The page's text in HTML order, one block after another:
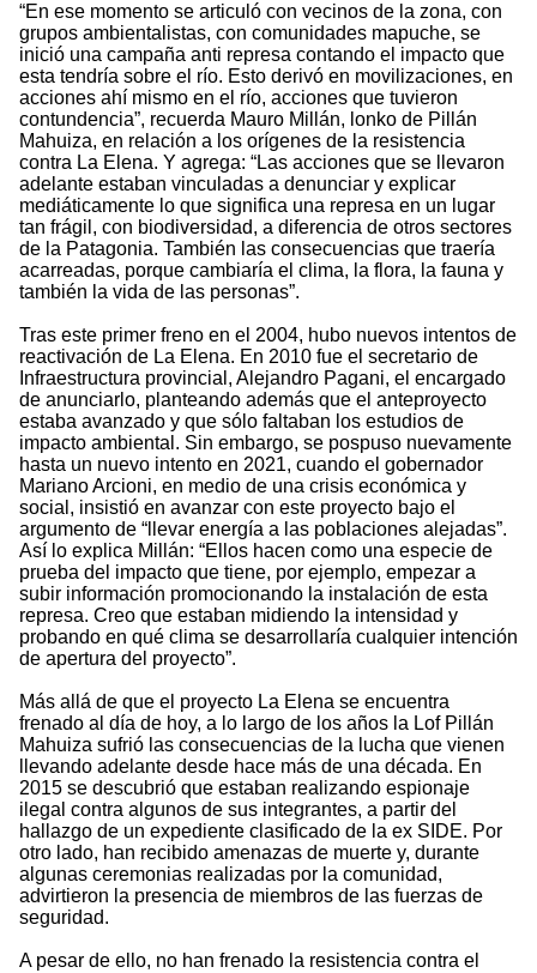
“En ese momento se articuló con vecinos de la zona, con
grupos ambientalistas, con comunidades mapuche, se
inició una campaña anti represa contando el impacto que
esta tendría sobre el río. Esto derivó en movilizaciones, en
acciones ahí mismo en el río, acciones que tuvieron
contundencia”, recuerda Mauro Millán, lonko de Pillán
Mahuiza, en relación a los orígenes de la resistencia
contra La Elena. Y agrega: “Las acciones que se llevaron
adelante estaban vinculadas a denunciar y explicar
mediáticamente lo que significa una represa en un lugar
tan frágil, con biodiversidad, a diferencia de otros sectores
de la Patagonia. También las consecuencias que traería
acarreadas, porque cambiaría el clima, la flora, la fauna y
también la vida de las personas”.
Tras este primer freno en el 2004, hubo nuevos intentos de
reactivación de La Elena. En 2010 fue el secretario de
Infraestructura provincial, Alejandro Pagani, el encargado
de anunciarlo, planteando además que el anteproyecto
estaba avanzado y que sólo faltaban los estudios de
impacto ambiental. Sin embargo, se pospuso nuevamente
hasta un nuevo intento en 2021, cuando el gobernador
Mariano Arcioni, en medio de una crisis económica y
social, insistió en avanzar con este proyecto bajo el
argumento de “llevar energía a las poblaciones alejadas”.
Así lo explica Millán: “Ellos hacen como una especie de
prueba del impacto que tiene, por ejemplo, empezar a
subir información promocionando la instalación de esta
represa. Creo que estaban midiendo la intensidad y
probando en qué clima se desarrollaría cualquier intención
de apertura del proyecto”.
Más allá de que el proyecto La Elena se encuentra
frenado al día de hoy, a lo largo de los años la Lof Pillán
Mahuiza sufrió las consecuencias de la lucha que vienen
llevando adelante desde hace más de una década. En
2015 se descubrió que estaban realizando espionaje
ilegal contra algunos de sus integrantes, a partir del
hallazgo de un expediente clasificado de la ex SIDE. Por
otro lado, han recibido amenazas de muerte y, durante
algunas ceremonias realizadas por la comunidad,
advirtieron la presencia de miembros de las fuerzas de
seguridad.
A pesar de ello, no han frenado la resistencia contra el